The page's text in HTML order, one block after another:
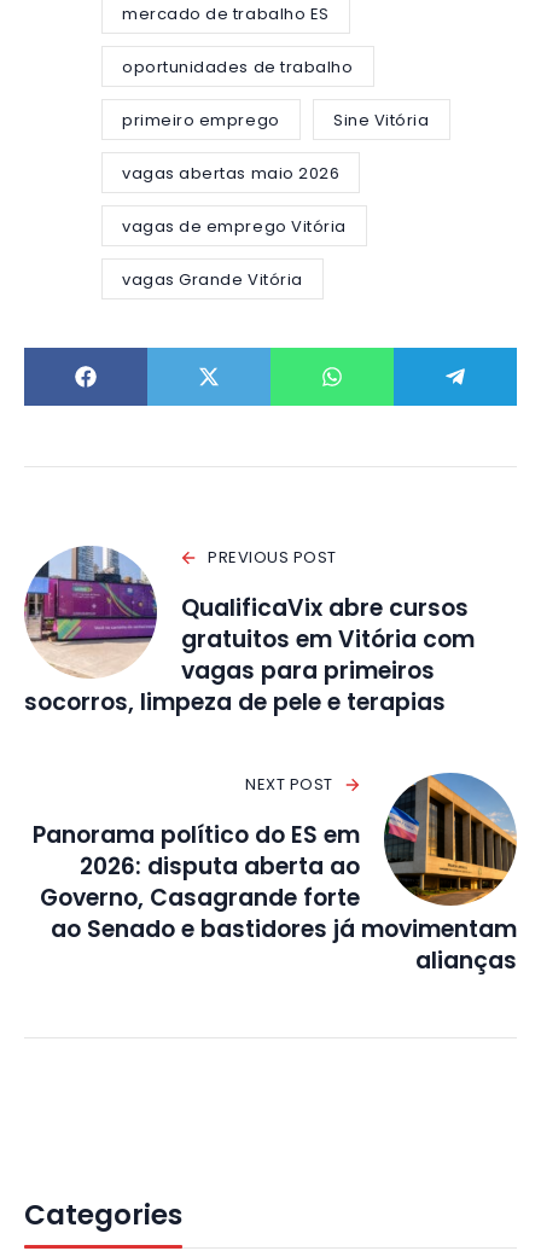
mercado de trabalho ES
oportunidades de trabalho
primeiro emprego Sine Vitória
vagas abertas maio 2026
vagas de emprego Vitória
vagas Grande Vitória
PREVIOUS POST
QualificaVix abre cursos
gratuitos em Vitória com
vagas para primeiros
socorros, limpeza de pele e terapias
NEXT POST
Panorama político do ES em
2026: disputa aberta ao
Governo, Casagrande forte
ao Senado e bastidores já movimentam
alianças
Categories